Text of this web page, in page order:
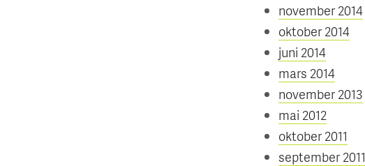
november 2014
oktober 2014
juni 2014
mars 2014
november 2013
mai 2012
oktober 2011
september 2011